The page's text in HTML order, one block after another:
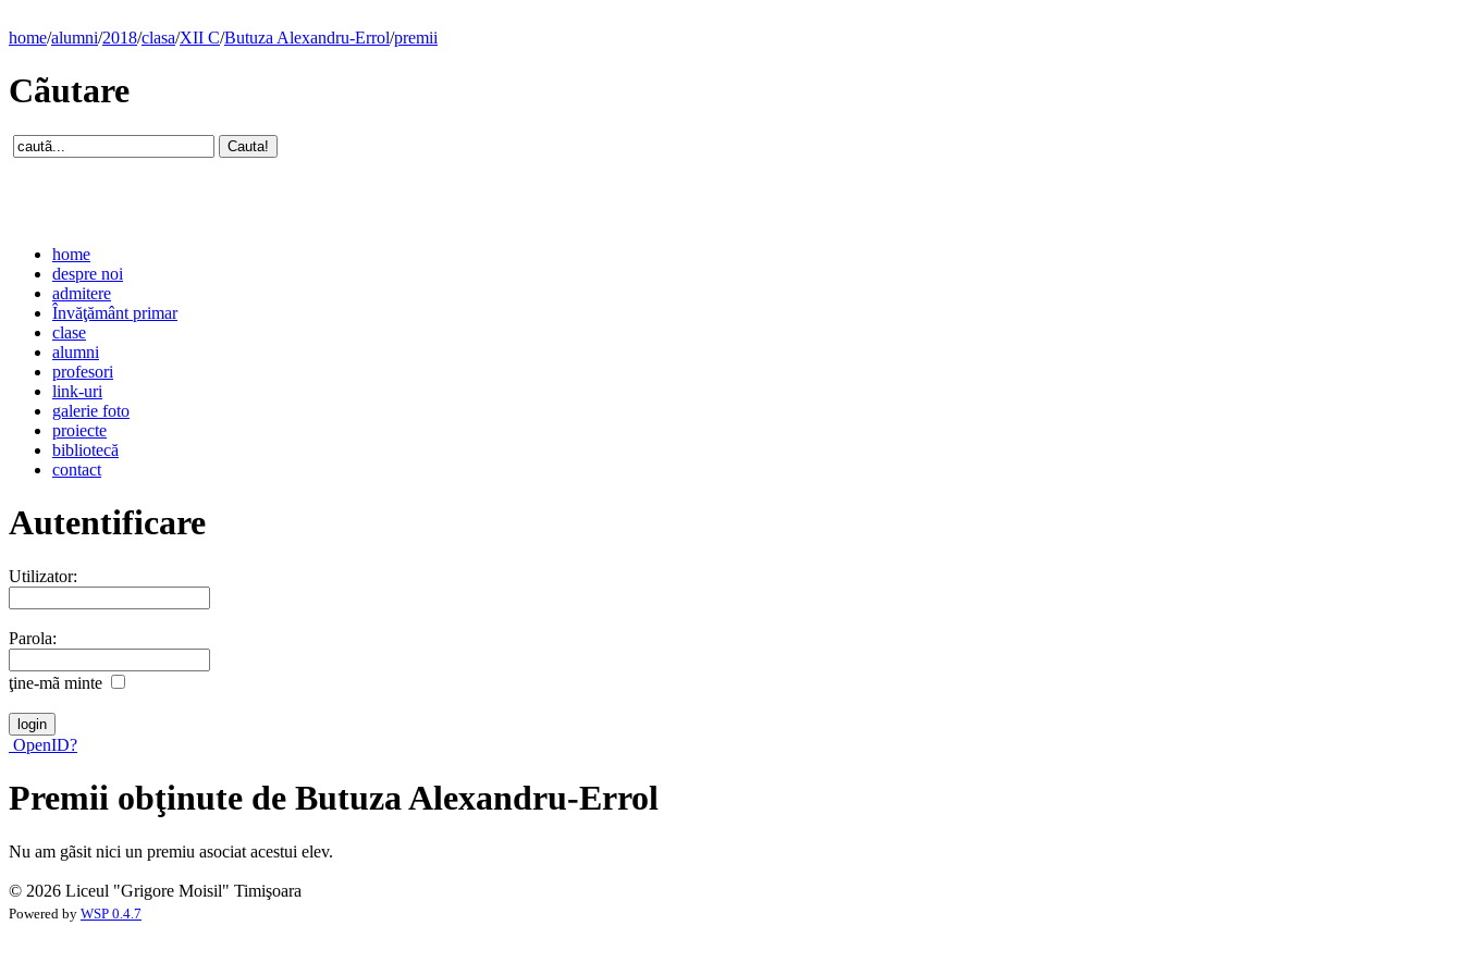
home/alumni/2018/clasa/XII C/Butuza Alexandru-Errol/premii
Cãutare
home
despre noi
admitere
Învăţământ primar
clase
alumni
profesori
link-uri
galerie foto
proiecte
bibliotecă
contact
Autentificare
Utilizator:
Parola:
ţine-mã minte
OpenID?
Premii obţinute de Butuza Alexandru-Errol
Nu am gãsit nici un premiu asociat acestui elev.
© 2026 Liceul "Grigore Moisil" Timişoara
Powered by WSP 0.4.7